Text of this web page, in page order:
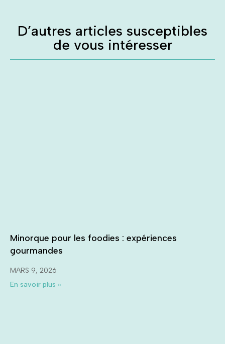
D’autres articles susceptibles
de vous intéresser
Minorque pour les foodies : expériences
gourmandes
MARS 9, 2026
En savoir plus »